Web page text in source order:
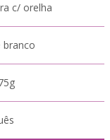
c/ orelha
branco